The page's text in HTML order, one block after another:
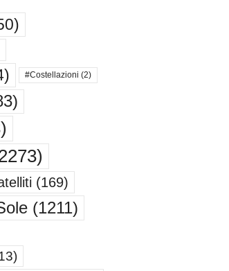
#Costellazioni (2)
(169)
(1211)